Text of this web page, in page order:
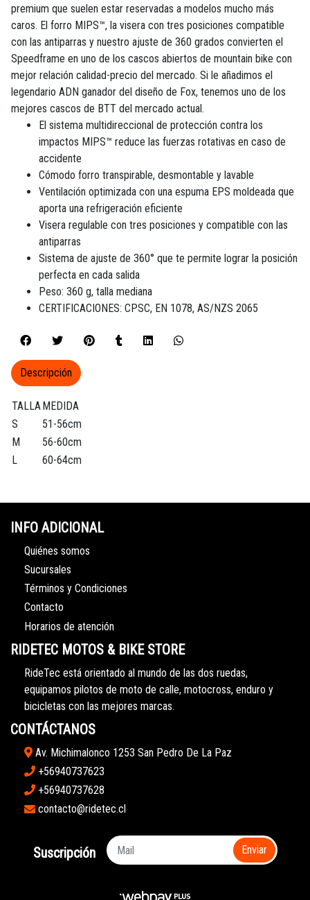
premium que suelen estar reservadas a modelos mucho más
caros. El forro MIPS™, la visera con tres posiciones compatible
con las antiparras y nuestro ajuste de 360 grados convierten el
Speedframe en uno de los cascos abiertos de mountain bike con
mejor relación calidad-precio del mercado. Si le añadimos el
legendario ADN ganador del diseño de Fox, tenemos uno de los
mejores cascos de BTT del mercado actual.
El sistema multidireccional de protección contra los
impactos MIPS™ reduce las fuerzas rotativas en caso de
accidente
Cómodo forro transpirable, desmontable y lavable
Ventilación optimizada con una espuma EPS moldeada que
aporta una refrigeración eficiente
Visera regulable con tres posiciones y compatible con las
antiparras
Sistema de ajuste de 360° que te permite lograr la posición
perfecta en cada salida
Peso: 360 g, talla mediana
CERTIFICACIONES: CPSC, EN 1078, AS/NZS 2065
TALLA MEDIDA
S
51-56cm
M
56-60cm
L
60-64cm
Descripción
INFO ADICIONAL
Quiénes somos
Sucursales
Términos y Condiciones
Contacto
Horarios de atención
RIDETEC MOTOS & BIKE STORE
RideTec está orientado al mundo de las dos ruedas,
equipamos pilotos de moto de calle, motocross, enduro y
bicicletas con las mejores marcas.
CONTÁCTANOS
Av. Michimalonco 1253 San Pedro De La Paz
+56940737623
+56940737628
contacto@ridetec.cl
Suscripción Enviar